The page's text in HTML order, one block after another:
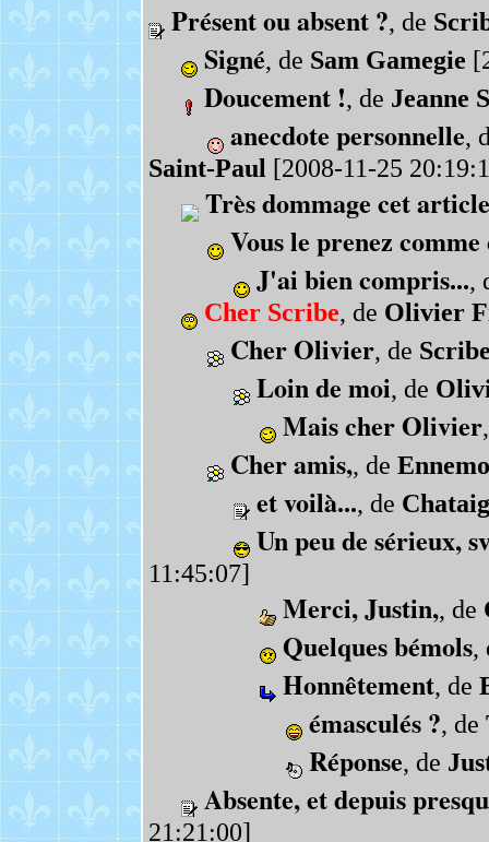
Présent ou absent ?, de
Signé, de Sam Gamegie
Doucement !, de Jeanne
anecdote personnelle,
Saint-Paul [2008-11-25
Très dommage cet
Vous le prenez comme
J'ai bien compris...,
Cher Scribe, de Olivier
Cher Olivier, de
Loin de moi, de
Mais cher Olivier
Cher amis,, de
et voilà..., de
Un peu de sérieux,
11:45:07]
Merci, Justin,, de
Quelques bémols,
Honnêtement, de
émasculés ?, de
Réponse, de
Absente, et depuis
21:21:00]